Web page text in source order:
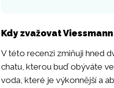
Kdy zvažovat
V této recenzi zmiňuji hned
chatu, kterou buď obýváte
voda, které je výkonnější a